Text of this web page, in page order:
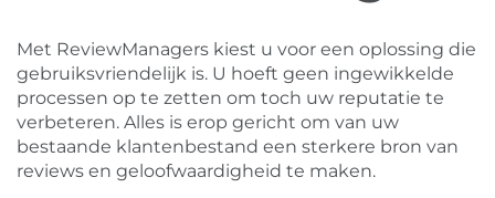
Met ReviewManagers kiest u voor een oplossing die
gebruiksvriendelijk is. U hoeft geen ingewikkelde
processen op te zetten om toch uw reputatie te
verbeteren. Alles is erop gericht om van uw
bestaande klantenbestand een sterkere bron van
reviews en geloofwaardigheid te maken.